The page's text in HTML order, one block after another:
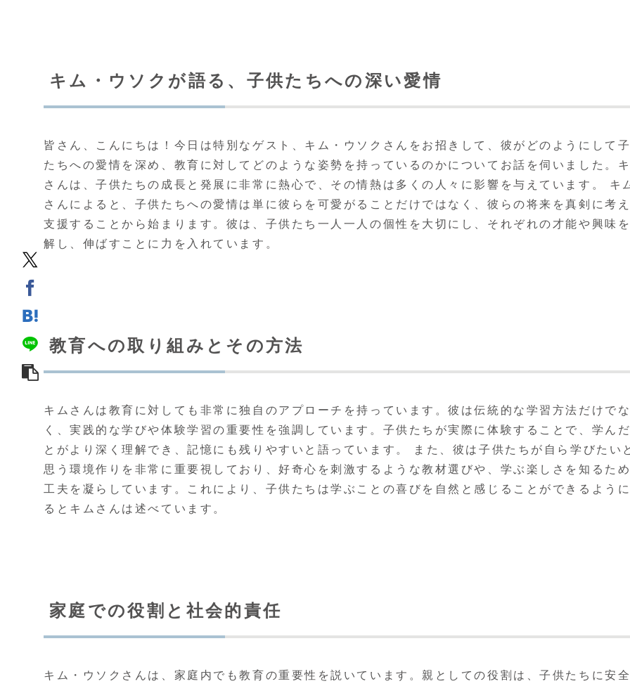
キム・ウソクが語る、子供たちへの深い愛情
皆さん、こんにちは！今日は特別なゲスト、キム・ウソクさんをお招きして、彼がどのようにして
たちへの愛情を深め、教育に対してどのような姿勢を持っているのかについてお話を伺いました。キ
さんは、子供たちの成長と発展に非常に熱心で、その情熱は多くの人々に影響を与えています。 キ
さんによると、子供たちへの愛情は単に彼らを可愛がることだけではなく、彼らの将来を真剣に考え
支援することから始まります。彼は、子供たち一人一人の個性を大切にし、それぞれの才能や興味
解し、伸ばすことに力を入れています。
教育への取り組みとその方法
キムさんは教育に対しても非常に独自のアプローチを持っています。彼は伝統的な学習方法だけでな
く、実践的な学びや体験学習の重要性を強調しています。子供たちが実際に体験することで、学んだ
とがより深く理解でき、記憶にも残りやすいと語っています。 また、彼は子供たちが自ら学びたい
思う環境作りを非常に重要視しており、好奇心を刺激するような教材選びや、学ぶ楽しさを知るた
工夫を凝らしています。これにより、子供たちは学ぶことの喜びを自然と感じることができるよう
るとキムさんは述べています。
家庭での役割と社会的責任
キム・ウソクさんは、家庭内でも教育の重要性を説いています。親としての役割は、子供たちに安